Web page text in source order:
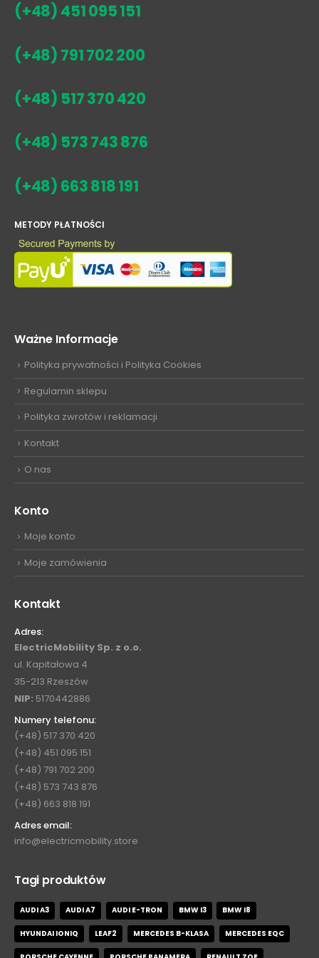
(+48) 451 095 151
(+48) 791 702 200
(+48) 517 370 420
(+48) 573 743 876
(+48) 663 818 191
METODY PŁATNOŚCI
Ważne Informacje
Polityka prywatności i Polityka Cookies
Regulamin sklepu
Polityka zwrotów i reklamacji
Kontakt
O nas
Konto
Moje konto
Moje zamówienia
Kontakt
Adres:
ElectricMobility Sp. z o.o.
ul. Kapitałowa 4
35-213 Rzeszów
NIP: 5170442886
Numery telefonu:
(+48) 517 370 420
(+48) 451 095 151
(+48) 791 702 200
(+48) 573 743 876
(+48) 663 818 191
Adres email:
info@electricmobility.store
Tagi produktów
AUDI A3 AUDI A7 AUDI E-TRON BMW I3 BMW I8
HYUNDAI IONIQ LEAF2 MERCEDES B-KLASA MERCEDES EQC